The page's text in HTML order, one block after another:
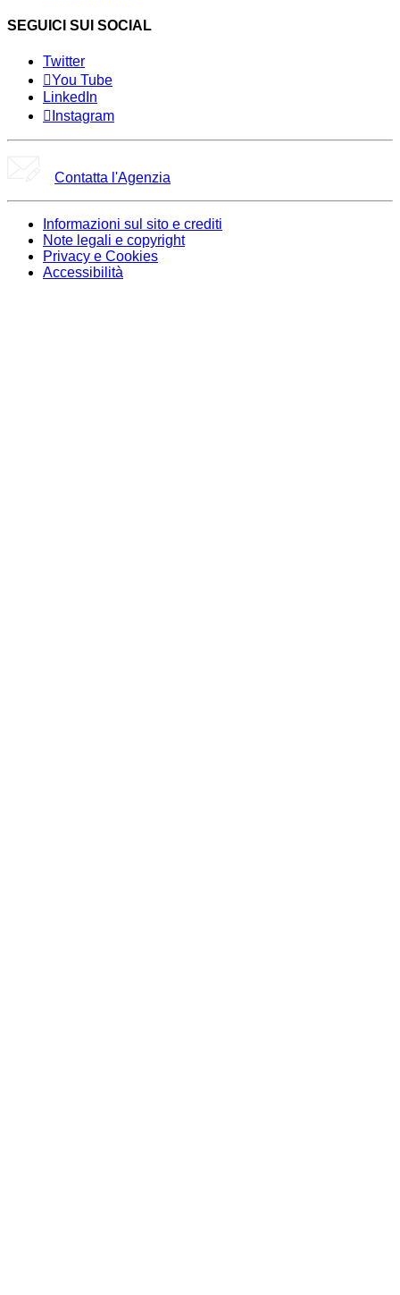
SEGUICI SUI SOCIAL
Twitter
You Tube
LinkedIn
Instagram
Contatta l'Agenzia
Informazioni sul sito e crediti
Note legali e copyright
Privacy e Cookies
Accessibilità